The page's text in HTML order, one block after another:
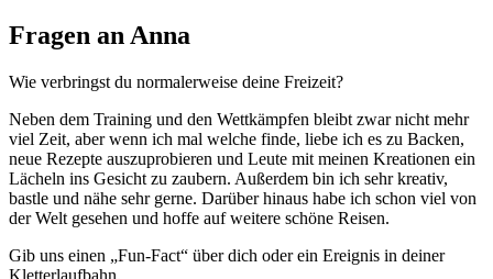
Fragen anAnna
Wie verbringst du normalerweise deine Freizeit?
Neben dem Training und den Wettkämpfen bleibt zwar nicht mehr
viel Zeit, aber wenn ich mal welche finde, liebe ich es zu Backen,
neue Rezepte auszuprobieren und Leute mit meinen Kreationen ein
Lächeln ins Gesicht zu zaubern. Außerdem bin ich sehr kreativ,
bastle und nähe sehr gerne. Darüber hinaus habe ich schon viel von
der Welt gesehen und hoffe auf weitere schöne Reisen.
Gib uns einen „Fun-Fact“ über dich oder ein Ereignis in deiner